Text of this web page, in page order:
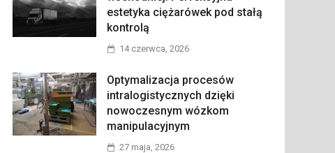
estetyka ciężarówek pod stałą
kontrolą
14 czerwca, 2026
Optymalizacja procesów
intralogistycznych dzięki
nowoczesnym wózkom
manipulacyjnym
27 maja, 2026